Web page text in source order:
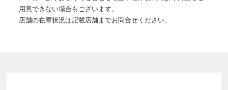
用意できない場合もございます。
店舗の在庫状況は記載店舗までお問合せください。